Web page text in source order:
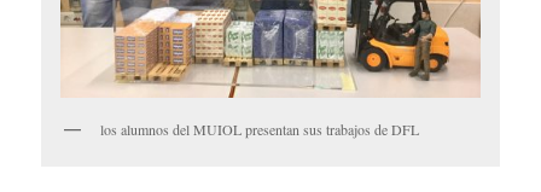
los alumnos del MUIOL presentan sus trabajos de DFL